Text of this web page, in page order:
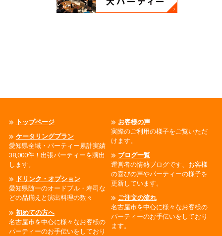
トップページ
ケータリングプラン
愛知県全域・パーティー累計実績
38,000件！出張パーティーを演出
します。
ドリンク・オプション
愛知県随一のオードブル・寿司な
どの品揃えと演出料理の数々
初めての方へ
名古屋市を中心に様々なお客様の
パーティーのお手伝いをしており
お客様の声
実際のご利用の様子をご覧いただ
けます。
ブログ一覧
運営者の情熱ブログです、お客様
の喜びの声やパーティーの様子を
更新しています。
ご注文の流れ
名古屋市を中心に様々なお客様の
パーティーのお手伝いをしており
ます。